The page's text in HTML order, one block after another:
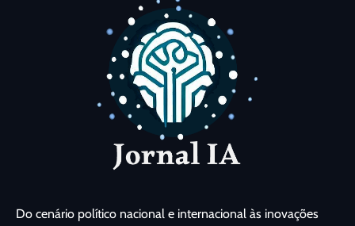
Do cenário político nacional e internacional às inovações